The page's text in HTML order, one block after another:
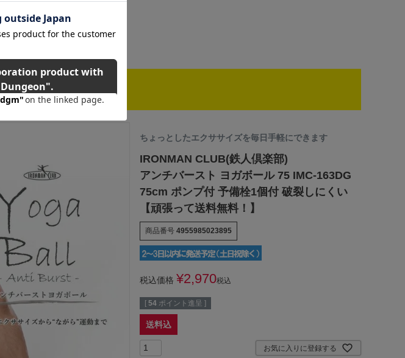
ちょっとしたエクササイズを毎日手軽にできます
IRONMAN CLUB(鉄人倶楽部)
アンチバースト ヨガボール 75 IMC-163DG
75cm ポンプ付 予備栓1個付 破裂しにくい
【頑張って送料無料！】
商品番号 4955985023895
税込価格 ¥2,970税込
[ 54 ポイント進呈 ]
送料込
お気に入りに登録する